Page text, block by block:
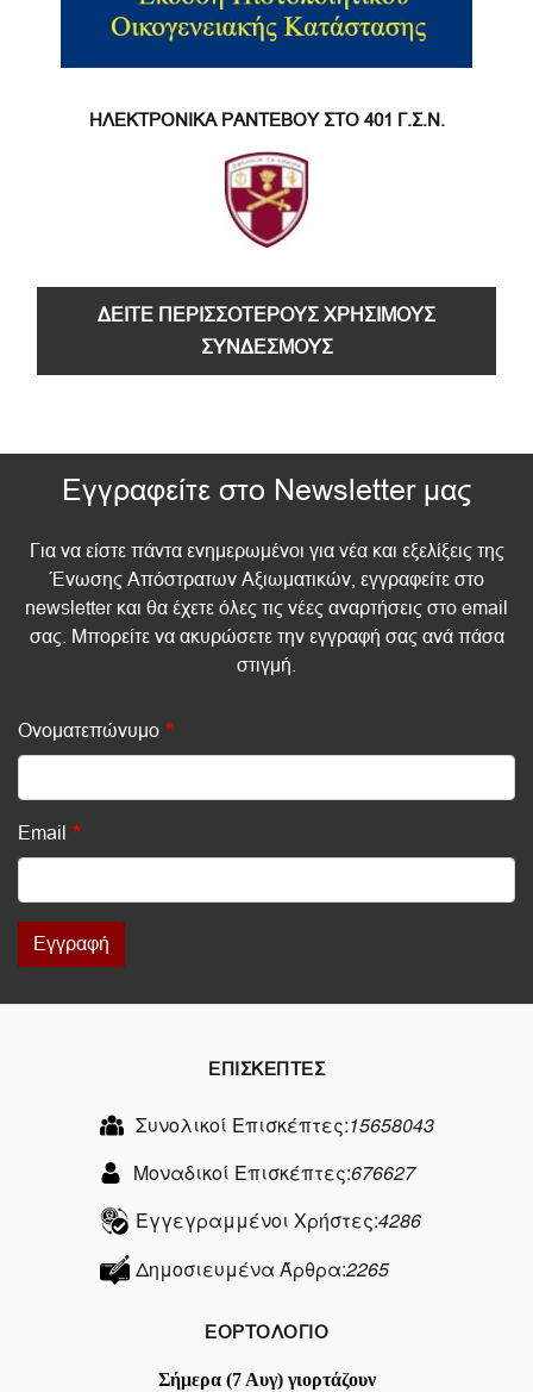
ΗΛΕΚΤΡΟΝΙΚΑ ΡΑΝΤΕΒΟΥ ΣΤΟ 401 Γ.Σ.Ν.
ΔΕΙΤΕ ΠΕΡΙΣΣΟΤΕΡΟΥΣ ΧΡΗΣΙΜΟΥΣ
ΣΥΝΔΕΣΜΟΥΣ
Εγγραφείτε στο Newsletter μας
Για να είστε πάντα ενημερωμένοι για νέα και εξελίξεις της
Ένωσης Απόστρατων Αξιωματικών, εγγραφείτε στο
newsletter και θα έχετε όλες τις νέες αναρτήσεις στο email
σας. Μπορείτε να ακυρώσετε την εγγραφή σας ανά πάσα
στιγμή.
Ονοματεπώνυμο
Email
Εγγραφή
ΕΠΙΣΚΕΠΤΕΣ
Συνολικοί Επισκέπτες:15658043
Μοναδικοί Επισκέπτες:676627
Εγγεγραμμένοι Χρήστες:4286
Δημοσιευμένα Άρθρα:2265
ΕΟΡΤΟΛΟΓΙΟ
Σήμερα (7 Αυγ) γιορτάζουν